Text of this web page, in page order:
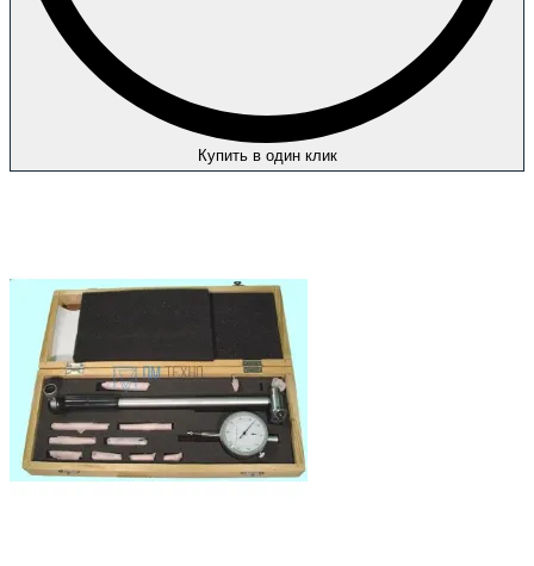
Купить в один клик